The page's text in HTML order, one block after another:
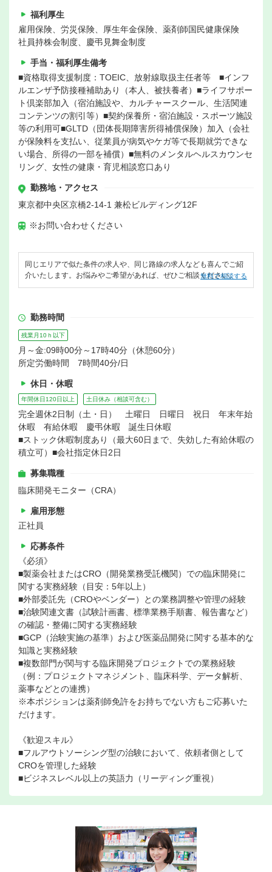
福利厚生
雇用保険、労災保険、厚生年金保険、薬剤師国民健康保険
社員持株会制度、慶弔見舞金制度
手当・福利厚生備考
■資格取得支援制度：TOEIC、放射線取扱主任者等 ■インフ
ルエンザ予防接種補助あり（本人、被扶養者）■ライフサポー
ト倶楽部加入（宿泊施設や、カルチャースクール、生活関連
コンテンツの割引等）■契約保養所・宿泊施設・スポーツ施設
等の利用可■GLTD（団体長期障害所得補償保険）加入（会社
が保険料を支払い、従業員が病気やケガ等で長期就労できな
い場合、所得の一部を補償）■無料のメンタルヘルスカウンセ
リング、女性の健康・育児相談窓口あり
勤務地・アクセス
東京都中央区京橋2-14-1 兼松ビルディング12F
※お問い合わせください
同じエリアで似た条件の求人や、同じ路線の求人なども喜んでご紹
介いたします。お悩みやご希望があれば、ぜひご相談ください。
無料で相談する
勤務時間
残業月10ｈ以下
月～金:09時00分～17時40分（休憩60分）
所定労働時間 7時間40分/日
休日・休暇
年間休日120日以上 土日休み（相談可含む）
完全週休2日制（土・日） 土曜日 日曜日 祝日 年末年始
休暇 有給休暇 慶弔休暇 誕生日休暇
■ストック休暇制度あり（最大60日まで、失効した有給休暇の
積立可）■会社指定休日2日
募集職種
臨床開発モニター（CRA）
雇用形態
正社員
応募条件
《必須》
■製薬会社またはCRO（開発業務受託機関）での臨床開発に
関する実務経験（目安：5年以上）
■外部委託先（CROやベンダー）との業務調整や管理の経験
■治験関連文書（試験計画書、標準業務手順書、報告書など）
の確認・整備に関する実務経験
■GCP（治験実施の基準）および医薬品開発に関する基本的な
知識と実務経験
■複数部門が関与する臨床開発プロジェクトでの業務経験
（例：プロジェクトマネジメント、臨床科学、データ解析、
薬事などとの連携）
※本ポジションは薬剤師免許をお持ちでない方もご応募いた
だけます。
《歓迎スキル》
■フルアウトソーシング型の治験において、依頼者側として
CROを管理した経験
■ビジネスレベル以上の英語力（リーディング重視）